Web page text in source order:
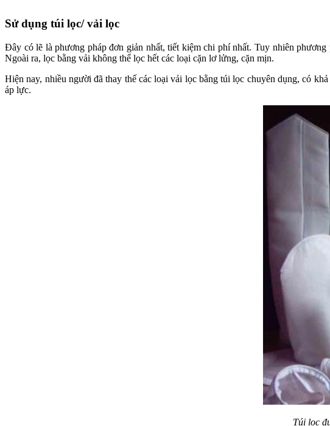
Sử dụng túi lọc/ vải lọc
Đây có lẽ là phương pháp đơn giản nhất, tiết kiệm chi phí nhất. Tuy nhiên
Ngoài ra, lọc bằng vải không thể lọc hết các loại cặn lơ lửng, cặn mịn.
Hiện nay, nhiều người đã thay thế các loại vải lọc bằng túi lọc chuyên dụng, có
áp lực.
Túi lọc